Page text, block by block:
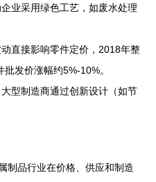
业采用绿色工艺，如废水处理
直接影响零件定价，2018年整
发价涨幅约5%-10%。
型制造商通过创新设计（如节
制品行业在价格、供应和制造